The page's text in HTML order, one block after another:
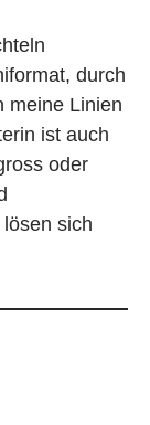
durch
meine Linien
ist auch
oder
sich